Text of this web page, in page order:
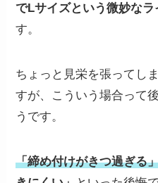
でLサイズという微妙なラ
す。
ちょっと見栄を張ってし
すが、こういう場合って
うです。
「締め付けがきつ過ぎる